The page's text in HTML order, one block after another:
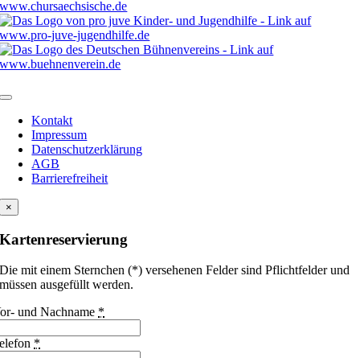
Kontakt
Impressum
Datenschutzerklärung
AGB
Barrierefreiheit
×
Kartenreservierung
Die mit einem Sternchen (*) versehenen Felder sind Pflichtfelder und
müssen ausgefüllt werden.
und Nachname *
*